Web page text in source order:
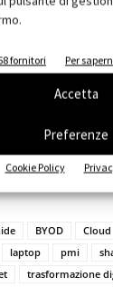
fornitori Per
Accetta
Preferenze
Cookie Policy
informatica, e
settori meno
della
è muoversi
un partner
il proprio futuro
BYOD Cloud
laptop pmi
trasformazione